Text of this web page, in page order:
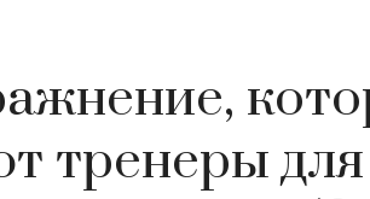
тренеры